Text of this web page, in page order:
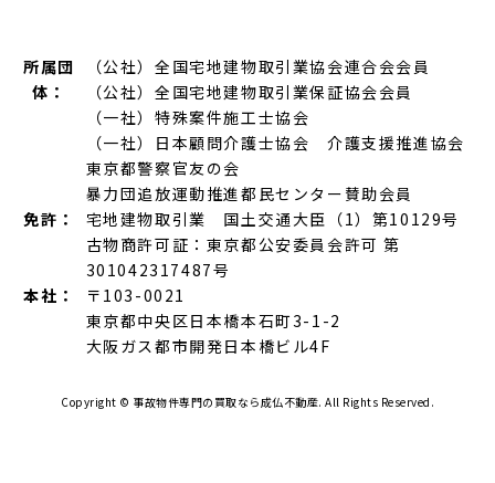
所属団
体：
（公社）全国宅地建物取引業協会連合会会員
（公社）全国宅地建物取引業保証協会会員
（一社）特殊案件施工士協会
（一社）日本顧問介護士協会 介護支援推進協会
東京都警察官友の会
暴力団追放運動推進都民センター賛助会員
免許：
宅地建物取引業 国土交通大臣（1）第10129号
古物商許可証：東京都公安委員会許可 第
301042317487号
本社：
〒103-0021
東京都中央区日本橋本石町3-1-2
大阪ガス都市開発日本橋ビル4F
Copyright © 事故物件専門の買取なら成仏不動産. All Rights Reserved.